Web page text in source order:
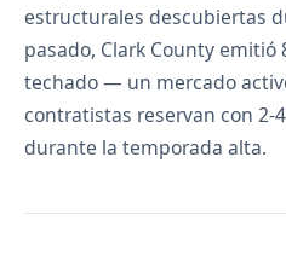
estructurales descubiertas
pasado, Clark County emitió
techado — un mercado
contratistas reservan con 2-
durante la temporada alta.